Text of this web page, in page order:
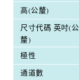
高(公釐)
尺寸代碼 英吋(公
釐)
極性
通道數